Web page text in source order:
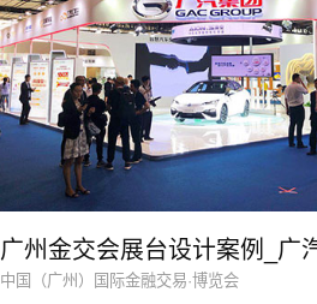
广州金交会展台设计案例_广
中国（广州）国际金融交易·博览会